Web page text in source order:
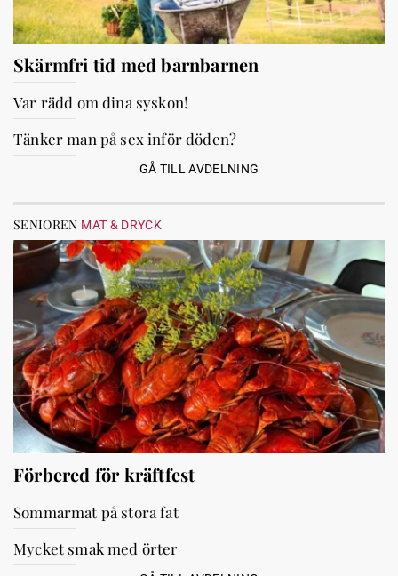
Skärmfri tid med barnbarnen
Var rädd om dina syskon!
Tänker man på sex inför döden?
GÅ TILL AVDELNING
SENIOREN MAT & DRYCK
Förbered för kräftfest
Sommarmat på stora fat
Mycket smak med örter